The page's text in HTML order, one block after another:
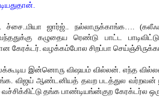
ச்சை..மியா ஜார்ஜ்.. நல்லாருக்காங்க….
கழுதைய ரெண்டு பாட்ட
கேரக்டர். வழக்கம்போல சிறப்பா
இன்னொரு விஷயம் வில்லன். எந்த
விஜய் ஆண்டனியத் தவற படத்துல வர்றவன்
தங்க பாண்டியங்ன்குற கேரக்டர்ல